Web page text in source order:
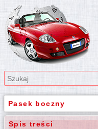
Pasek boczny
Spis treści